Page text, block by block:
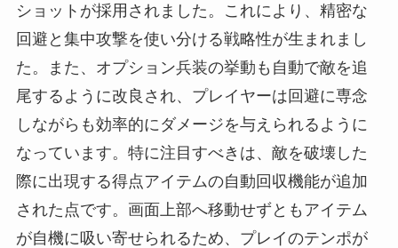
ショットが採用されました。これにより、精密な
回避と集中攻撃を使い分ける戦略性が生まれまし
た。また、オプション兵装の挙動も自動で敵を追
尾するように改良され、プレイヤーは回避に専念
しながらも効率的にダメージを与えられるように
なっています。特に注目すべきは、敵を破壊した
際に出現する得点アイテムの自動回収機能が追加
された点です。画面上部へ移動せずともアイテム
が自機に吸い寄せられるため、プレイのテンポが